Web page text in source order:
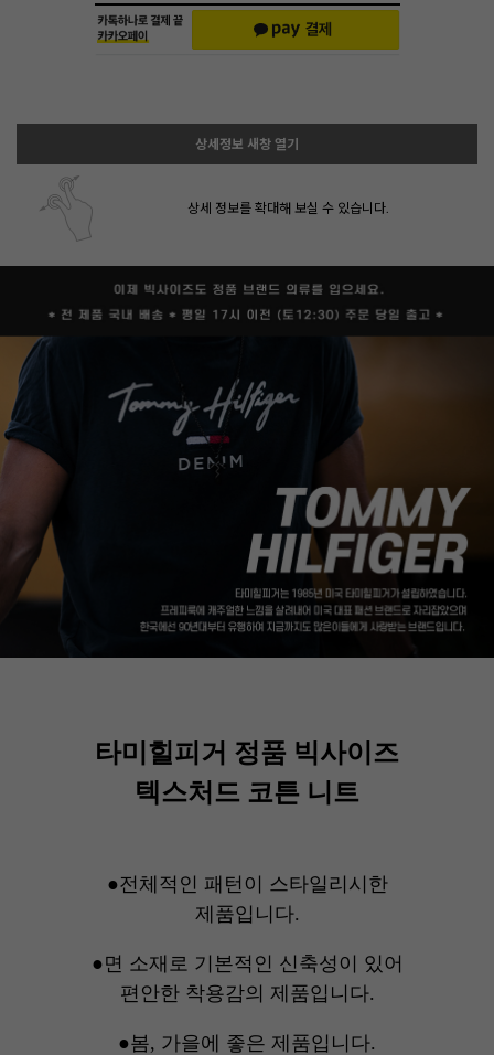
상세정보 새창 열기
상세 정보를 확대해 보실 수 있습니다.
타미힐피거 정품 빅사이즈
텍스처드 코튼 니트
●전체적인 패턴이 스타일리시한
제품입니다.
●면 소재로 기본적인 신축성이 있어
편안한 착용감의 제품입니다.
●봄, 가을에 좋은 제품입니다.